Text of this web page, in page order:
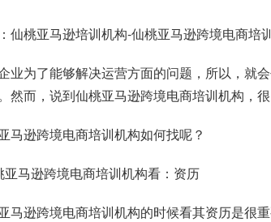
仙桃亚马逊培训机构-仙桃亚马逊跨境电商培
业为了能够解决运营方面的问题，所以，就
然而，说到仙桃亚马逊跨境电商培训机构，很
马逊跨境电商培训机构如何找呢？
亚马逊跨境电商培训机构看：资历
马逊跨境电商培训机构的时候看其资历是很